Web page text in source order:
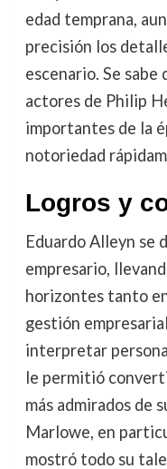
edad temprana,
precisión los
escenario. Se sabe
actores de Philip
importantes de la
notoriedad
Logros y
Eduardo Alleyn se
empresario,
horizontes tanto
gestión
interpretar
le permitió
más admirados de
Marlowe, en
mostró todo su